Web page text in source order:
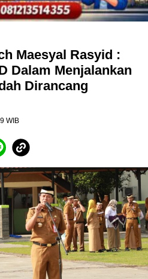
Maesyal Rasyid :
Dalam Menjalankan
Dirancang
WIB